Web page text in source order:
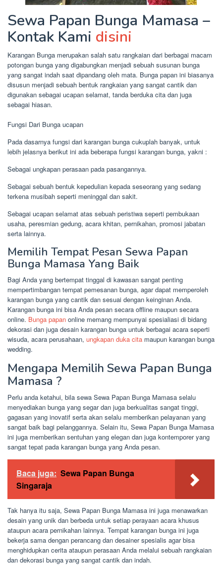
Sewa Papan Bunga Mamasa –
Kontak Kami disini
Karangan Bunga merupakan salah satu rangkaian dari berbagai macam
potongan bunga yang digabungkan menjadi sebuah susunan bunga
yang sangat indah saat dipandang oleh mata. Bunga papan ini biasanya
disusun menjadi sebuah bentuk rangkaian yang sangat cantik dan
digunakan sebagai ucapan selamat, tanda berduka cita dan juga
sebagai hiasan.
Fungsi Dari Bunga ucapan
Pada dasarnya fungsi dari karangan bunga cukuplah banyak, untuk
lebih jelasnya berikut ini ada beberapa fungsi karangan bunga, yakni :
Sebagai ungkapan perasaan pada pasangannya.
Sebagai sebuah bentuk kepedulian kepada seseorang yang sedang
terkena musibah seperti meninggal dan sakit.
Sebagai ucapan selamat atas sebuah peristiwa seperti pembukaan
usaha, peresmian gedung, acara khitan, pernikahan, promosi jabatan
serta lainnya.
Memilih Tempat Pesan Sewa Papan
Bunga Mamasa Yang Baik
Bagi Anda yang bertempat tinggal di kawasan sangat penting
mempertimbangan tempat pemesanan bunga, agar dapat memperoleh
karangan bunga yang cantik dan sesuai dengan keinginan Anda.
Karangan bunga ini bisa Anda pesan secara offline maupun secara
online. Bunga papan online memang mempunyai spesialiasi di bidang
dekorasi dan juga desain karangan bunga untuk berbagai acara seperti
wisuda, acara perusahaan, ungkapan duka cita maupun karangan bunga
wedding.
Mengapa Memilih Sewa Papan Bunga
Mamasa ?
Perlu anda ketahui, bila sewa Sewa Papan Bunga Mamasa selalu
menyediakan bunga yang segar dan juga berkualitas sangat tinggi,
gagasan yang inovatif serta akan selalu memberikan pelayanan yang
sangat baik bagi pelanggannya. Selain itu, Sewa Papan Bunga Mamasa
ini juga memberikan sentuhan yang elegan dan juga kontemporer yang
sangat tepat pada karangan bunga yang Anda pesan.
Baca juga: Sewa Papan Bunga
Singaraja
Tak hanya itu saja, Sewa Papan Bunga Mamasa ini juga menawarkan
desain yang unik dan berbeda untuk setiap perayaan acara khusus
ataupun acara pernikahan lainnya. Tempat karangan bunga ini juga
bekerja sama dengan perancang dan desainer spesialis agar bisa
menghidupkan cerita ataupun perasaan Anda melalui sebuah rangkaian
dan dekorasi bunga yang sangat cantik dan indah.